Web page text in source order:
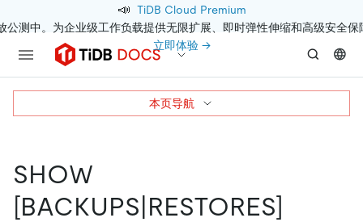
📣 TiDB Cloud Premium
公测中。为企业级工作负载提供无限扩展、即时弹性伸缩和高级安全保
立即体验 →
SHOW
[BACKUPS|RESTORES]
本页导航